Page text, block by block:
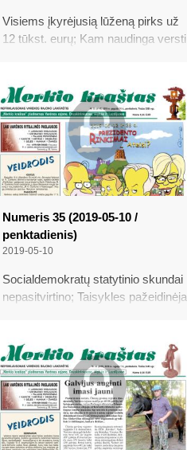
Visiems įkyrėjusią lūženą pirks už
12 tūkst. eurų; Kam naudinga versti
patarimai
Numeris 35 (2019-05-10 /
penktadienis)
2019-05-10
Socialdemokratų statytinio skundai
nepasitvirtino; Taisykles pažeidinėja